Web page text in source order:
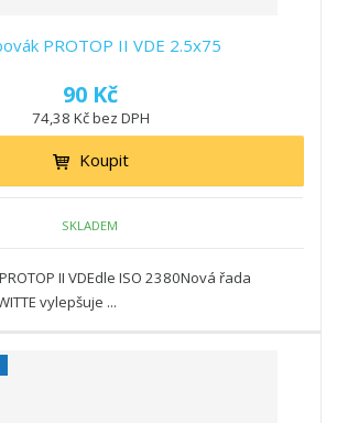
PROTOP II VDE 2.5x75
90 Kč
74,38 Kč bez DPH
Koupit
SKLADEM
II VDEdle ISO 2380Nová řada
vylepšuje ...